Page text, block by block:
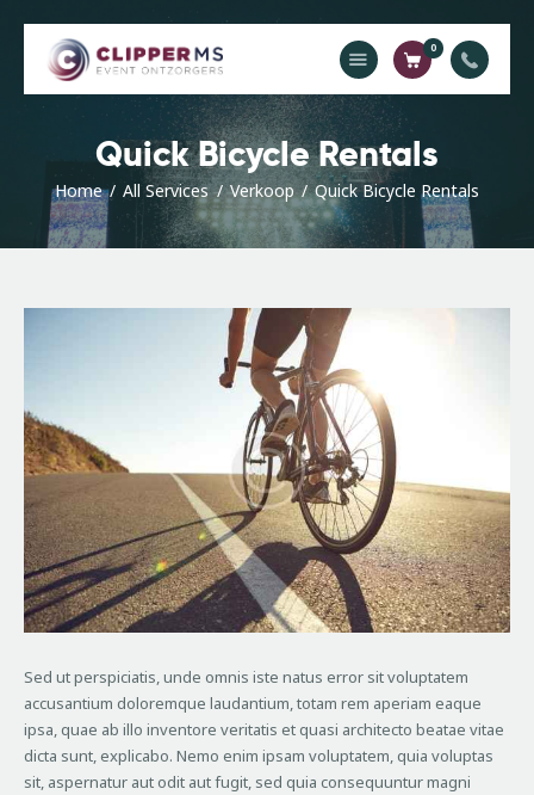
0
Quick Bicycle Rentals
Home All Services Verkoop Quick Bicycle Rentals
Home
Catalogus
Offerte
Contact
Sed ut perspiciatis, unde omnis iste natus error sit voluptatem
accusantium doloremque laudantium, totam rem aperiam eaque
ipsa, quae ab illo inventore veritatis et quasi architecto beatae vitae
dicta sunt, explicabo. Nemo enim ipsam voluptatem, quia voluptas
sit, aspernatur aut odit aut fugit, sed quia consequuntur magni